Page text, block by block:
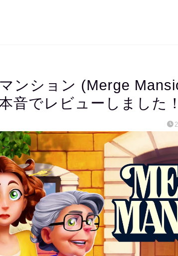
マンション (Merge
音でレビューしました！